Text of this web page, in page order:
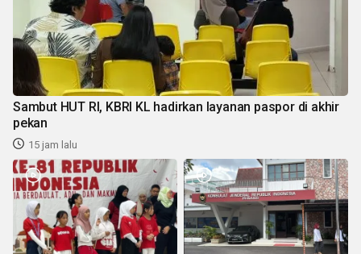
Sambut HUT RI, KBRI KL hadirkan layanan paspor di akhir
pekan
15 jam lalu